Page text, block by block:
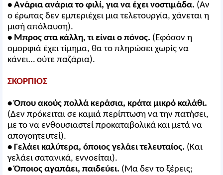
• Ανάρια ανάρια το φιλί, για να έχει νοστιμάδα. (Αν
ο έρωτας δεν εμπεριέχει μια τελετουργία, χάνεται η
μισή απόλαυση).
• Μπρος στα κάλλη, τι είναι ο πόνος. (Εφόσον η
ομορφιά έχει τίμημα, θα το πληρώσει χωρίς να
κάνει… ούτε παζάρια).
ΣΚΟΡΠΙΟΣ
• Όπου ακούς πολλά κεράσια, κράτα μικρό καλάθι.
(Δεν πρόκειται σε καμιά περίπτωση να την πατήσει,
με το να ενθουσιαστεί προκαταβολικά και μετά να
απογοητευτεί).
• Γελάει καλύτερα, όποιος γελάει τελευταίος. (Και
γελάει σατανικά, εννοείται).
• Όποιος αγαπάει, παιδεύει. (Μα δεν το ξέρεις;